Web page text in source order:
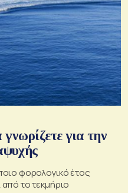
για την
φορολογικό έτος
το τεκμήριο